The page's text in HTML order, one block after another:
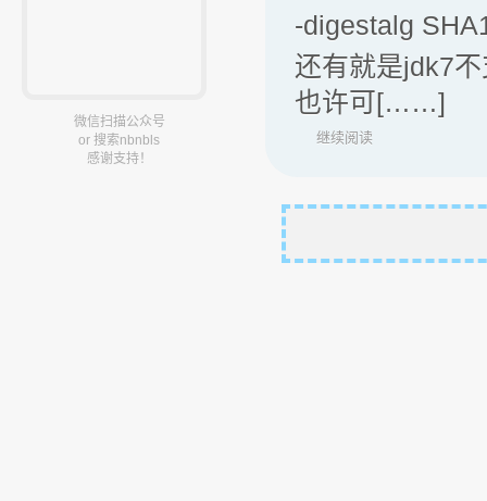
微信扫描公众号
or 搜索nbnbls
感谢支持！
-digestalg
还有就是jdk7
也许可[……]
继续阅读